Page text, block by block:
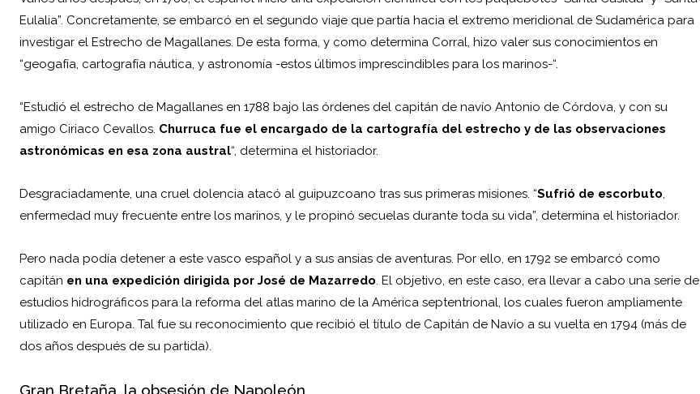
Eulalia”. Concretamente, se embarcó en el segundo viaje que partía hacia el extremo meridional de Sudamérica para
investigar el Estrecho de Magallanes. De esta forma, y como determina Corral, hizo valer sus conocimientos en
“geogafía, cartografía náutica, y astronomía -estos últimos imprescindibles para los marinos-“.
“Estudió el estrecho de Magallanes en 1788 bajo las órdenes del capitán de navío Antonio de Córdova, y con su
amigo Ciriaco Cevallos. Churruca fue el encargado de la cartografía del estrecho y de las observaciones
astronómicas en esa zona austral“, determina el historiador.
Desgraciadamente, una cruel dolencia atacó al guipuzcoano tras sus primeras misiones. “Sufrió de escorbuto,
enfermedad muy frecuente entre los marinos, y le propinó secuelas durante toda su vida”, determina el historiador.
Pero nada podía detener a este vasco español y a sus ansias de aventuras. Por ello, en 1792 se embarcó como
capitán en una expedición dirigida por José de Mazarredo. El objetivo, en este caso, era llevar a cabo una serie de
estudios hidrográficos para la reforma del atlas marino de la América septentrional, los cuales fueron ampliamente
utilizado en Europa. Tal fue su reconocimiento que recibió el título de Capitán de Navío a su vuelta en 1794 (más de
dos años después de su partida).
Gran Bretaña, la obsesión de Napoleón